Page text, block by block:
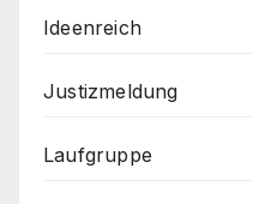
Ideenreich
Justizmeldung
Laufgruppe